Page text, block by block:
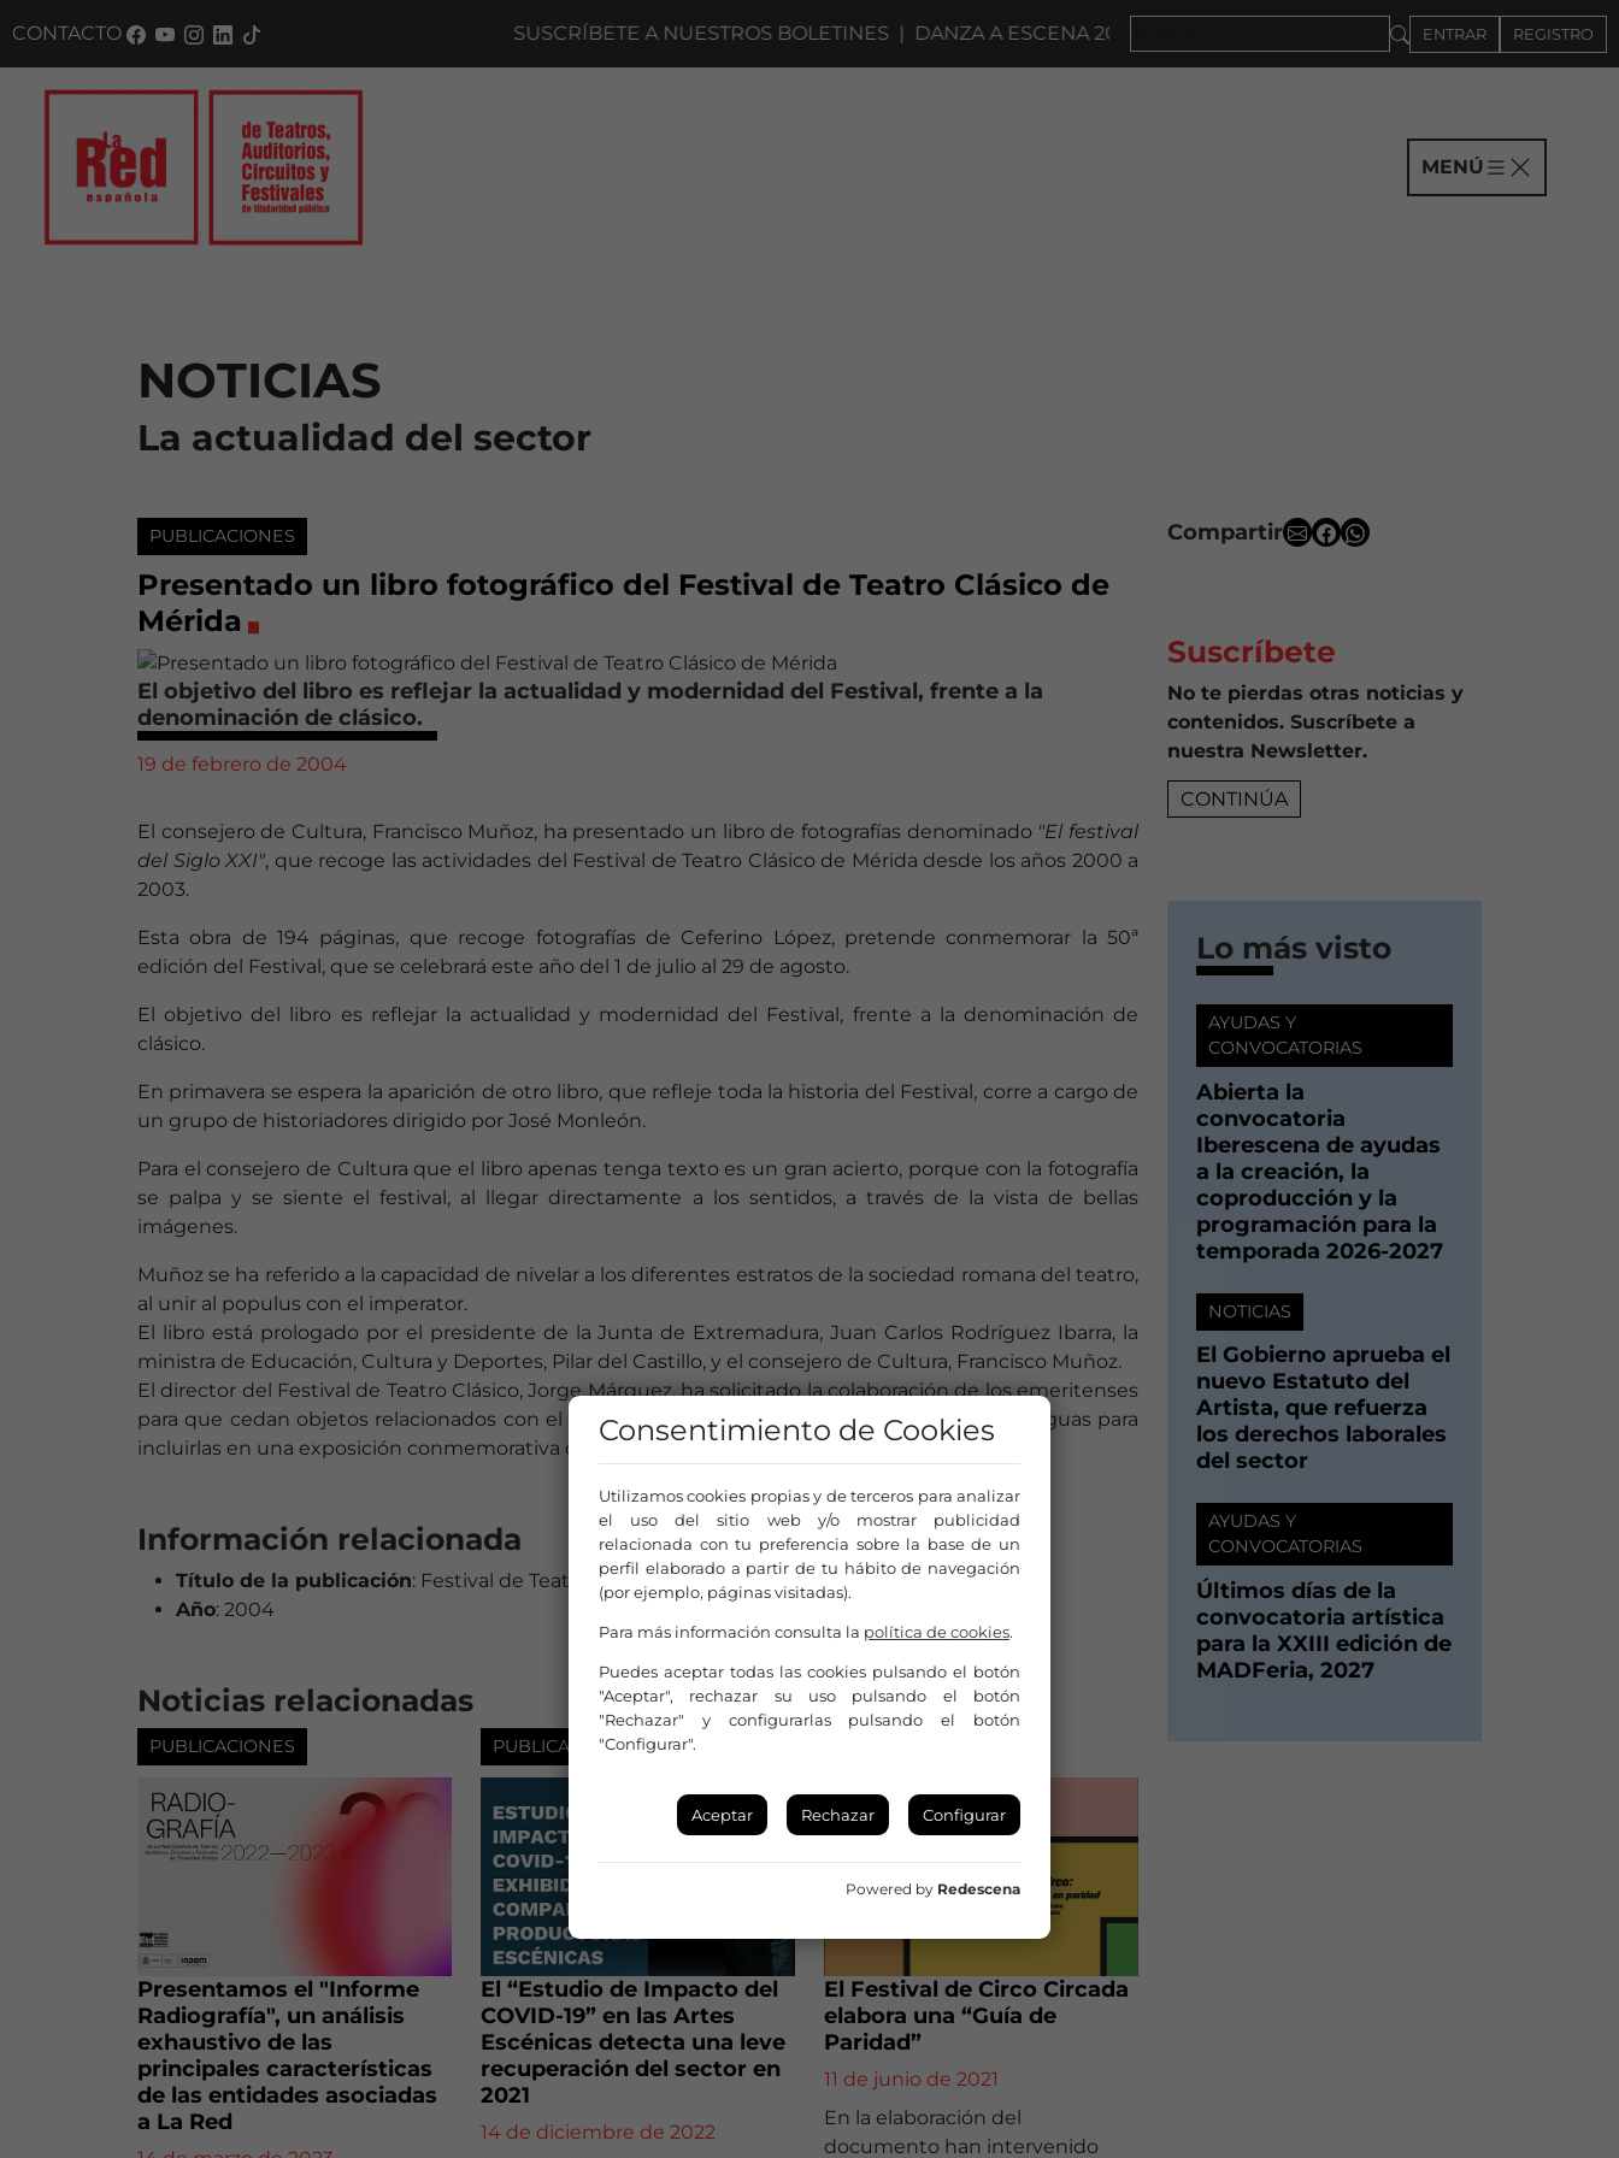
CONTACTO SUSCRÍBETE A NUESTROS BOLETINES|DANZA A ESCENA 2027 · CONVOCATORIA A COMPAÑÍAS HASTA EL 4DE
ENTRAR REGISTRO
MENÚ
NOTICIAS
La actualidad del sector
PUBLICACIONES
Presentado un libro fotográfico del Festival de Teatro Clásico de
Mérida
El objetivo del libro es reflejar la actualidad y modernidad del Festival, frente a la
denominación de clásico.
19 de febrero de 2004
El consejero de Cultura, Francisco Muñoz, ha presentado un libro de fotografías denominado "El festival
del Siglo XXI", que recoge las actividades del Festival de Teatro Clásico de Mérida desde los años 2000 a
2003.
Esta obra de 194 páginas, que recoge fotografías de Ceferino López, pretende conmemorar la 50ª
edición del Festival, que se celebrará este año del 1 de julio al 29 de agosto.
El objetivo del libro es reflejar la actualidad y modernidad del Festival, frente a la denominación de
clásico.
En primavera se espera la aparición de otro libro, que refleje toda la historia del Festival, corre a cargo de
un grupo de historiadores dirigido por José Monleón.
Para el consejero de Cultura que el libro apenas tenga texto es un gran acierto, porque con la fotografía
se palpa y se siente el festival, al llegar directamente a los sentidos, a través de la vista de bellas
imágenes.
Muñoz se ha referido a la capacidad de nivelar a los diferentes estratos de la sociedad romana del teatro,
al unir al populus con el imperator.
El libro está prologado por el presidente de la Junta de Extremadura, Juan Carlos Rodríguez Ibarra, la
ministra de Educación, Cultura y Deportes, Pilar del Castillo, y el consejero de Cultura, Francisco Muñoz.
El director del Festival de Teatro Clásico, Jorge Márquez, ha solicitado la colaboración de los emeritenses
para que cedan objetos relacionados con el Teatro, como carteles, programas o entradas antiguas para
incluirlas en una exposición conmemorativa de la 50ª edición, que se celebrará este año.
Información relacionada
Título de la publicación: Festival de Teatro Clásico de Mérida
Año: 2004
Noticias relacionadas
PUBLICACIONES
Presentamos el "Informe
Radiografía", un análisis
exhaustivo de las
principales características
de las entidades asociadas
a La Red
PUBLICACIONES
El “Estudio de Impacto del
COVID-19” en las Artes
Escénicas detecta una leve
recuperación del sector en
2021
14 de diciembre de 2022
El Festival de Circo Circada
elabora una “Guía de
Paridad”
11 de junio de 2021
En la elaboración del
documento han intervenido
Compartir
Suscríbete
No te pierdas otras noticias y
contenidos. Suscríbete a
nuestra Newsletter.
CONTINÚA
Lo más visto
AYUDAS Y
CONVOCATORIAS
Abierta la
convocatoria
Iberescena de ayudas
a la creación, la
coproducción y la
programación para la
temporada 2026-2027
NOTICIAS
El Gobierno aprueba el
nuevo Estatuto del
Artista, que refuerza
los derechos laborales
del sector
AYUDAS Y
CONVOCATORIAS
Últimos días de la
convocatoria artística
para la XXIII edición de
MADFeria, 2027
Consentimiento de Cookies
Utilizamos cookies propias y de terceros para analizar
el uso del sitio web y/o mostrar publicidad
relacionada con tu preferencia sobre la base de un
perfil elaborado a partir de tu hábito de navegación
(por ejemplo, páginas visitadas).
Para más información consulta la política de cookies.
Puedes aceptar todas las cookies pulsando el botón
"Aceptar", rechazar su uso pulsando el botón
"Rechazar" y configurarlas pulsando el botón
"Configurar".
Aceptar Rechazar Configurar
Powered by Redescena